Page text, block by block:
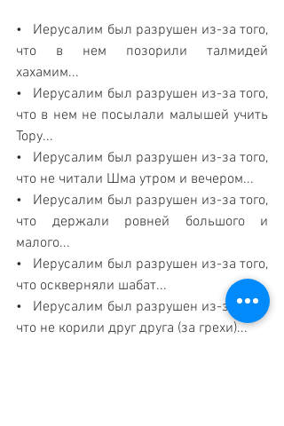
•   Иерусалим был разрушен из-за того,
что в нем позорили талмидей
хахамим...
•   Иерусалим был разрушен из-за того,
что в нем не посылали малышей учить
Тору...
•   Иерусалим был разрушен из-за того,
что не читали Шма утром и вечером...
•   Иерусалим был разрушен из-за того,
что держали ровней большого и
малого...
•   Иерусалим был разрушен из-за того,
что оскверняли шабат...
•   Иерусалим был разрушен из-за того,
что не корили друг друга (за грехи)...